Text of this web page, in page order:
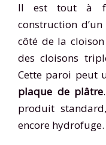
Il est tout à
construction
côté de la
des cloisons
Cette paroi peut
plaque de plâtre
produit
encore hydrofuge.